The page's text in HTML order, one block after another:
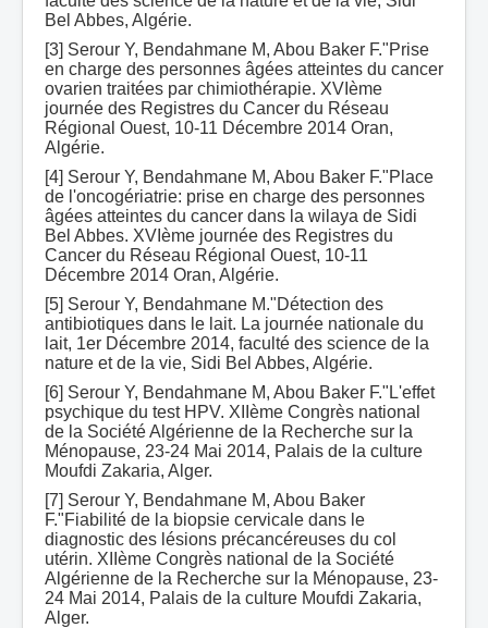
Bel Abbes, Algérie.
[3] Serour Y, Bendahmane M, Abou Baker F."Prise
en charge des personnes âgées atteintes du cancer
ovarien traitées par chimiothérapie. XVIème
journée des Registres du Cancer du Réseau
Régional Ouest, 10-11 Décembre 2014 Oran,
Algérie.
[4] Serour Y, Bendahmane M, Abou Baker F."Place
de l'oncogériatrie: prise en charge des personnes
âgées atteintes du cancer dans la wilaya de Sidi
Bel Abbes. XVIème journée des Registres du
Cancer du Réseau Régional Ouest, 10-11
Décembre 2014 Oran, Algérie.
[5] Serour Y, Bendahmane M."Détection des
antibiotiques dans le lait. La journée nationale du
lait, 1er Décembre 2014, faculté des science de la
nature et de la vie, Sidi Bel Abbes, Algérie.
[6] Serour Y, Bendahmane M, Abou Baker F."L'effet
psychique du test HPV. XIIème Congrès national
de la Société Algérienne de la Recherche sur la
Ménopause, 23-24 Mai 2014, Palais de la culture
Moufdi Zakaria, Alger.
[7] Serour Y, Bendahmane M, Abou Baker
F."Fiabilité de la biopsie cervicale dans le
diagnostic des lésions précancéreuses du col
utérin. XIIème Congrès national de la Société
Algérienne de la Recherche sur la Ménopause, 23-
24 Mai 2014, Palais de la culture Moufdi Zakaria,
Alger.